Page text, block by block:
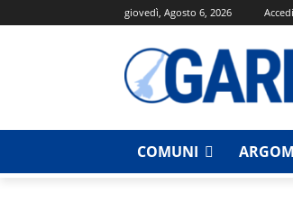
giovedì, Agosto 6, 2026 Accedi
COMUNI